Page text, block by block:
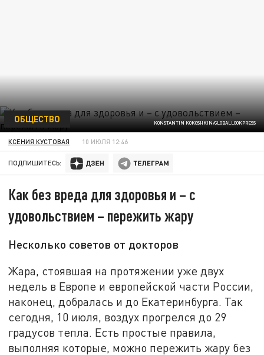
KONSTANTIN KOKOSHKIN/GLOBALLOOKPRESS
ОБЩЕСТВО
КСЕНИЯ КУСТОВАЯ 10 ИЮЛЯ 12:46
ПОДПИШИТЕСЬ:
Как без вреда для здоровья и – с
удовольствием – пережить жару
Несколько советов от докторов
Жара, стоявшая на протяжении уже двух
недель в Европе и европейской части России,
наконец, добралась и до Екатеринбурга. Так
сегодня, 10 июля, воздух прогрелся до 29
градусов тепла. Есть простые правила,
выполняя которые, можно пережить жару без